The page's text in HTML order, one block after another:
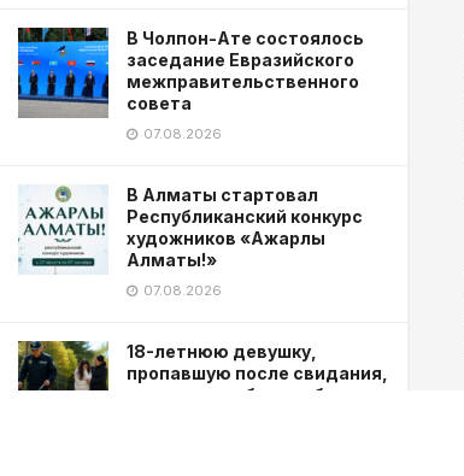
В Чолпон-Ате состоялось
заседание Евразийского
межправительственного
совета
07.08.2026
В Алматы стартовал
Республиканский конкурс
художников «Ажарлы
Алматы!»
07.08.2026
18-летнюю девушку,
пропавшую после свидания,
нашла служебная собака в